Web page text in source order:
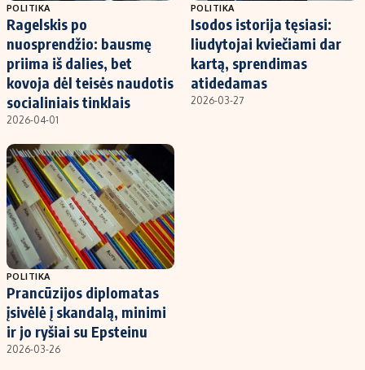
POLITIKA
Ragelskis po
nuosprendžio: bausmę
priima iš dalies, bet
kovoja dėl teisės naudotis
socialiniais tinklais
2026-04-01
POLITIKA
Isodos istorija tęsiasi:
liudytojai kviečiami dar
kartą, sprendimas
atidedamas
2026-03-27
POLITIKA
Prancūzijos diplomatas
įsivėlė į skandalą, minimi
ir jo ryšiai su Epsteinu
2026-03-26